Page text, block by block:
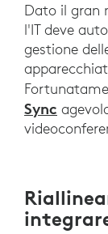
Dato il gran
l'IT deve
gestione
Sync